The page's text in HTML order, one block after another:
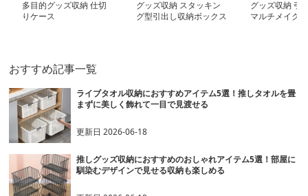
多目的グッズ収納 仕切
りケース
グッズ収納 スタッキン
グ型引出し収納ボックス
グッズ収納 引
マルチメイク
おすすめ記事一覧
ライブタオル収納におすすめアイテム5選！推しタオルを畳
まずに美しく飾れて一目で見渡せる
更新日2026-06-18
推しグッズ収納におすすめのおしゃれアイテム5選！部屋に
馴染むデザインで見せる収納も楽しめる